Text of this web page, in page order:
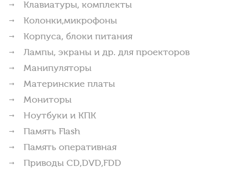
Клавиатуры, комплекты
Колонки,микрофоны
Корпуса, блоки питания
Лампы, экраны и др. для проекторов
Манипуляторы
Материнские платы
Мониторы
Ноутбуки и КПК
Память Flash
Память оперативная
Приводы CD,DVD,FDD